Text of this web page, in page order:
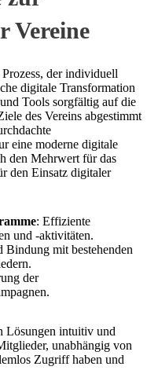
Vereine
der individuell
digitale Transformation
Tools sorgfältig auf die
des Vereins abgestimmt
eine moderne digitale
den Mehrwert für das
den Einsatz digitaler
: Effiziente
und -aktivitäten.
Bindung mit bestehenden
der
Lösungen intuitiv und
unabhängig von
Zugriff haben und